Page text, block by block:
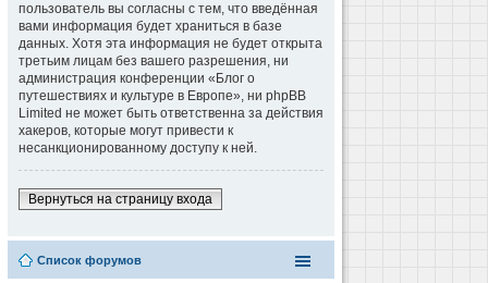
пользователь вы согласны с тем, что введённая
вами информация будет храниться в базе
данных. Хотя эта информация не будет открыта
третьим лицам без вашего разрешения, ни
администрация конференции «Блог о
путешествиях и культуре в Европе», ни phpBB
Limited не может быть ответственна за действия
хакеров, которые могут привести к
несанкционированному доступу к ней.
Вернуться на страницу входа
Список форумов